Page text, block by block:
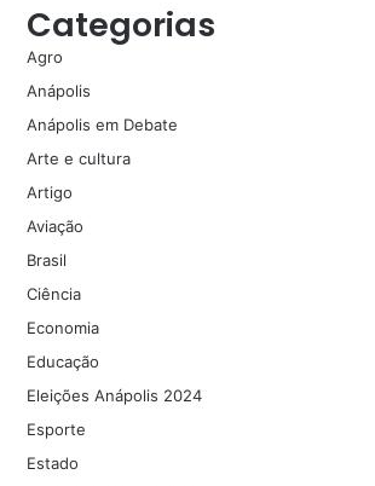
Categorias
Agro
Anápolis
Anápolis em Debate
Arte e cultura
Artigo
Aviação
Brasil
Ciência
Economia
Educação
Eleições Anápolis 2024
Esporte
Estado